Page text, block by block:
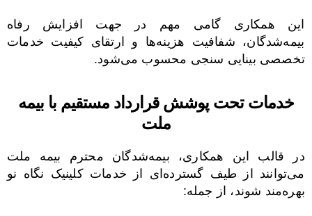
این همکاری گامی مهم در جهت افزایش رفاه
بیمه‌شدگان، شفافیت هزینه‌ها و ارتقای کیفیت خدمات
تخصصی بینایی سنجی محسوب می‌شود.
خدمات تحت پوشش قرارداد مستقیم با بیمه
ملت
در قالب این همکاری، بیمه‌شدگان محترم بیمه ملت
می‌توانند از طیف گسترده‌ای از خدمات کلینیک نگاه نو
بهره‌مند شوند، از جمله: